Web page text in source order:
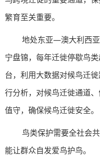
繁育至关重要。
地处东亚—澳大利西
宁盘锦，每年迁徙停歇鸟
台，利用大数据对候鸟迁
行分析，对候鸟迁徙通道
值守，确保候鸟迁徙安全。
鸟类保护需要全社会
能让群众自发爱鸟护鸟。